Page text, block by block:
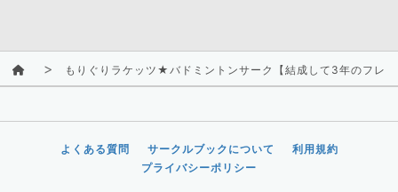
もりぐりラケッツ★バドミントンサーク【結成して3年のフレ
よくある質問 サークルブックについて
利用規約
プライバシーポリシー